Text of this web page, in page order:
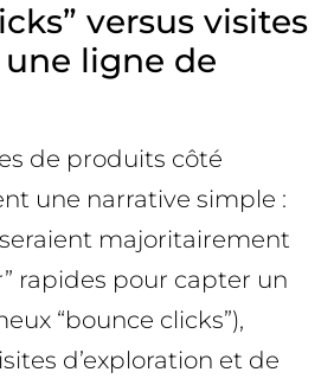
versus visites
une ligne de
de produits côté
une narrative simple :
majoritairement
rapides pour capter un
“bounce clicks”),
d’exploration et de